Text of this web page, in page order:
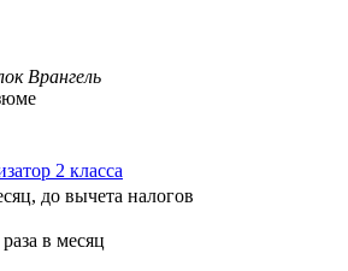
Врангель
2 класса
до вычета налогов
в месяц